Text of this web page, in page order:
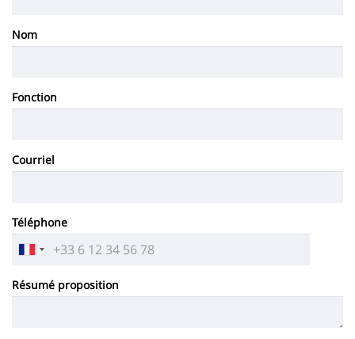
Nom
Fonction
Courriel
Téléphone
Résumé proposition